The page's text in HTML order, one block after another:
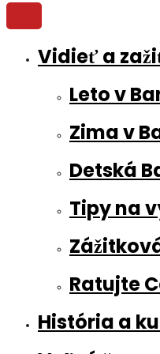
Vidieť a
Leto v
Zima v
Detská
Tipy na
Ratujte
História a